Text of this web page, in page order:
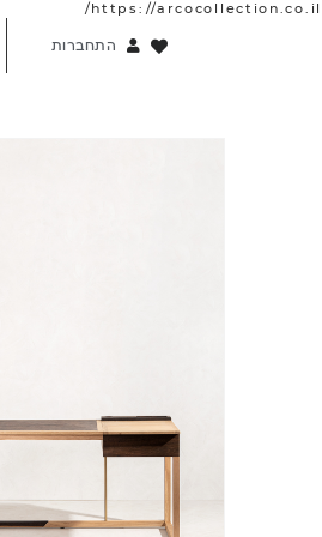
https://arcocollection.co.il/
התחברות